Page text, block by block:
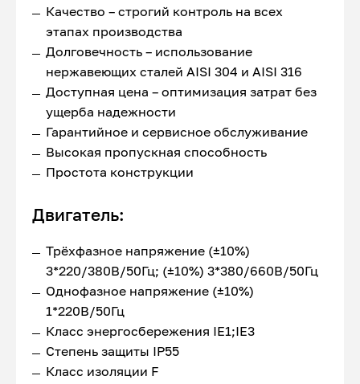
Качество – строгий контроль на всех
этапах производства
Долговечность – использование
нержавеющих сталей AISI 304 и AISI 316
Доступная цена – оптимизация затрат без
ущерба надежности
Гарантийное и сервисное обслуживание
Высокая пропускная способность
Простота конструкции
Двигатель:
Трёхфазное напряжение (±10%)
3*220/380В/50Гц; (±10%) 3*380/660В/50Гц
Однофазное напряжение (±10%)
1*220В/50Гц
Класс энергосбережения IE1;IE3
Степень защиты IP55
Класс изоляции F